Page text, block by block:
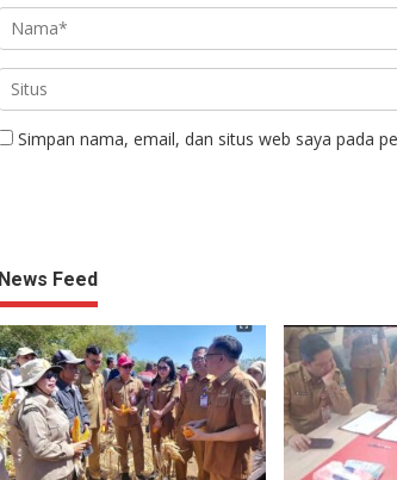
Simpan nama, email, dan situs web saya pada
News Feed